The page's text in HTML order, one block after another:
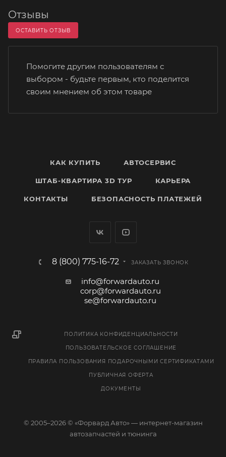
Отзывы
ОСТАВИТЬ ОТЗЫВ
Помогите другим пользователям с
выбором - будьте первым, кто поделится
своим мнением об этом товаре
КАК КУПИТЬ АВТОСЕРВИС
ШТАБ-КВАРТИРА 3D ТУР КАРЬЕРА
КОНТАКТЫ БЕЗОПАСНОСТЬ ПЛАТЕЖЕЙ
8 (800) 775-16-72 ЗАКАЗАТЬ ЗВОНОК
info@forwardauto.ru
corp@forwardauto.ru
se@forwardauto.ru
ПОЛИТИКА КОНФИДЕНЦИАЛЬНОСТИ
ПОЛЬЗОВАТЕЛЬСКОЕ СОГЛАШЕНИЕ
ПРАВИЛА ПОЛЬЗОВАНИЯ ПОДАРОЧНЫМИ СЕРТИФИКАТАМИ
ПУБЛИЧНАЯ ОФЕРТА
ДОКУМЕНТЫ
© 2005–2026 © «Форвард Авто» — интернет-магазин
автозапчастей и тюнинга